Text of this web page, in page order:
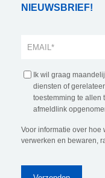
NIEUWSBRIEF!
Ik wil graag
diensten of
toestemming te allen
afmeldlink
Voor informatie over
verwerken en bewaren,